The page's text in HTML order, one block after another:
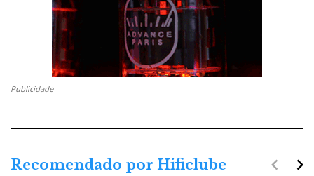
Publicidade
Recomendado por Hificlube navigate_next
navigate_before